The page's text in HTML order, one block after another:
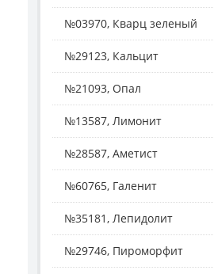
№03970, Кварц зеленый
№29123, Кальцит
№21093, Опал
№13587, Лимонит
№28587, Аметист
№60765, Галенит
№35181, Лепидолит
№29746, Пироморфит